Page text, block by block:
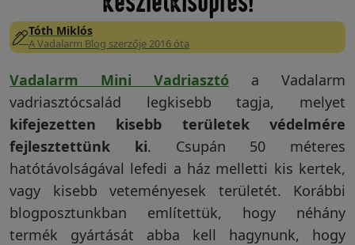
Vadriasztás
Madárriasztás
Rágcsálóriasztás
Tóth Miklós
A Vadalarm Blog szerzője 2016 óta
Vadalarm Mini Vadriasztó a Vadalarm
vadriasztócsalád legkisebb tagja, melyet
kifejezetten kisebb területek védelmére
fejlesztettünk ki. Csupán 50 méteres
hatótávolságával lefedi a ház melletti kis kertek,
vagy kisebb veteményesek területét. Korábbi
blogposztunkban említettük, hogy néhány
termék gyártását abba kell hagynunk, hogy